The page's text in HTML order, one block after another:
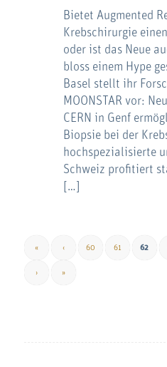
Bietet Augmented
Krebschirurgie
oder ist das Neue
bloss einem Hype
Basel stellt ihr
MOONSTAR vor:
CERN in Genf
Biopsie bei der
hochspezialisierte
Schweiz profitiert
[…]
« ‹ 60 61 62
› »